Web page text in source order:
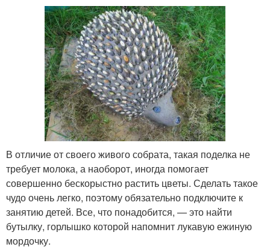
В отличие от своего живого собрата, такая поделка не
требует молока, а наоборот, иногда помогает
совершенно бескорыстно растить цветы. Сделать такое
чудо очень легко, поэтому обязательно подключите к
занятию детей. Все, что понадобится, — это найти
бутылку, горлышко которой напомнит лукавую ежиную
мордочку.